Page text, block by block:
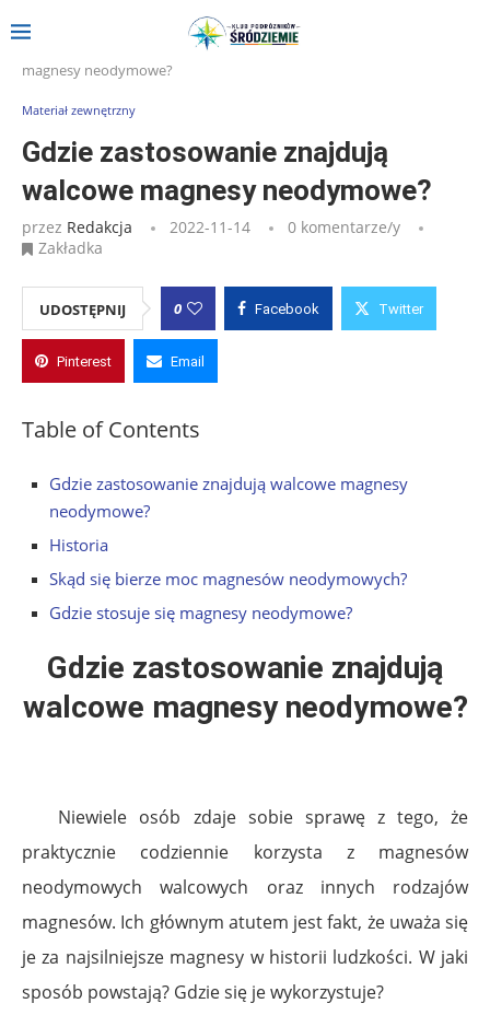
Strona główna
Gdzie zastosowanie znajdują walcowe
magnesy neodymowe?
Materiał zewnętrzny
Gdzie zastosowanie znajdują
walcowe magnesy neodymowe?
przez Redakcja 2022-11-14
0 komentarze/y
Zakładka
UDOSTĘPNIJ 0 Facebook Twitter
Pinterest Email
Table of Contents
Gdzie zastosowanie znajdują walcowe magnesy
neodymowe?
Historia
Skąd się bierze moc magnesów neodymowych?
Gdzie stosuje się magnesy neodymowe?
Gdzie zastosowanie znajdują
walcowe magnesy neodymowe?
Niewiele osób zdaje sobie sprawę z tego, że
praktycznie codziennie korzysta z magnesów
neodymowych walcowych oraz innych rodzajów
magnesów. Ich głównym atutem jest fakt, że uważa się
je za najsilniejsze magnesy w historii ludzkości. W jaki
sposób powstają? Gdzie się je wykorzystuje?